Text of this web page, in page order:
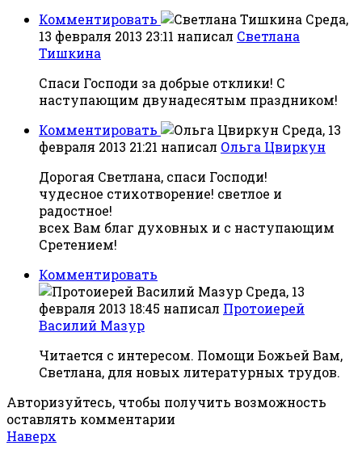
Комментировать
Среда,
13 февраля 2013 23:11 написал Светлана
Тишкина
Спаси Господи за добрые отклики! С
наступающим двунадесятым праздником!
Комментировать
Среда, 13
февраля 2013 21:21 написал Ольга Цвиркун
Дорогая Светлана, спаси Господи!
чудесное стихотворение! светлое и
радостное!
всех Вам благ духовных и с наступающим
Сретением!
Комментировать
Среда, 13
февраля 2013 18:45 написал Протоиерей
Василий Мазур
Читается с интересом. Помощи Божьей Вам,
Светлана, для новых литературных трудов.
Авторизуйтесь, чтобы получить возможность
оставлять комментарии
Наверх